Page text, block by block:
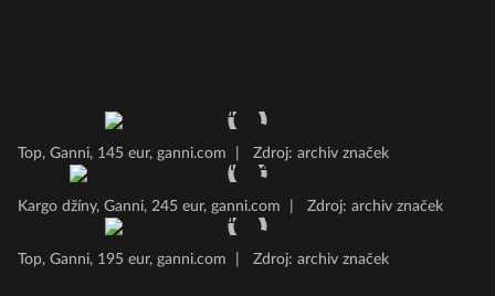
Top, Ganni, 145 eur, ganni.com Zdroj: archiv značek
Kargo džíny, Ganni, 245 eur, ganni.com Zdroj: archiv značek
Top, Ganni, 195 eur, ganni.com Zdroj: archiv značek